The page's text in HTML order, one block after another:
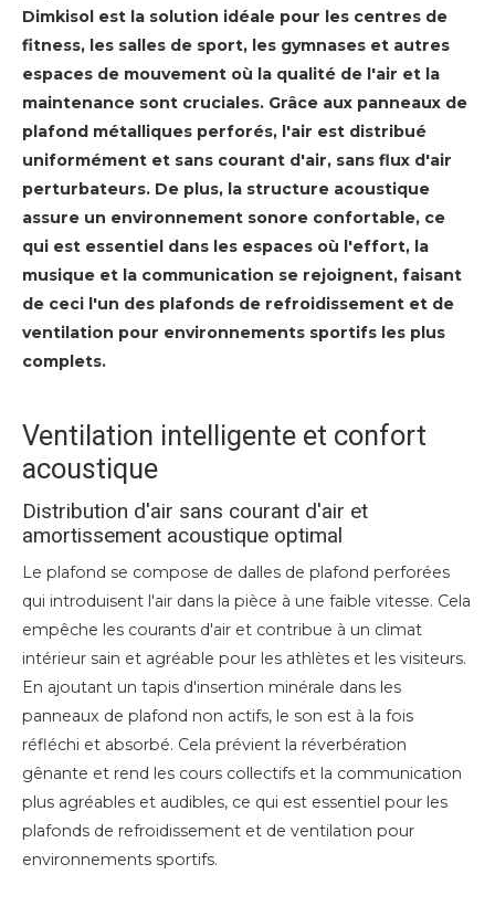
Dimkisol est la solution idéale pour les centres de
fitness, les salles de sport, les gymnases et autres
espaces de mouvement où la qualité de l'air et la
maintenance sont cruciales. Grâce aux panneaux de
plafond métalliques perforés, l'air est distribué
uniformément et sans courant d'air, sans flux d'air
perturbateurs. De plus, la structure acoustique
assure un environnement sonore confortable, ce
qui est essentiel dans les espaces où l'effort, la
musique et la communication se rejoignent, faisant
de ceci l'un des plafonds de refroidissement et de
ventilation pour environnements sportifs les plus
complets.
Ventilation intelligente et confort
acoustique
Distribution d'air sans courant d'air et
amortissement acoustique optimal
Le plafond se compose de dalles de plafond perforées
qui introduisent l'air dans la pièce à une faible vitesse. Cela
empêche les courants d'air et contribue à un climat
intérieur sain et agréable pour les athlètes et les visiteurs.
En ajoutant un tapis d'insertion minérale dans les
panneaux de plafond non actifs, le son est à la fois
réfléchi et absorbé. Cela prévient la réverbération
gênante et rend les cours collectifs et la communication
plus agréables et audibles, ce qui est essentiel pour les
plafonds de refroidissement et de ventilation pour
environnements sportifs.